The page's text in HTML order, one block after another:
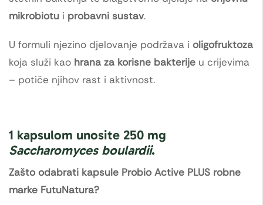
mikrobiotu i probavni sustav.
U formuli njezino djelovanje podržava i oligofruktoza
koja služi kao hrana za korisne bakterije u crijevima
– potiče njihov rast i aktivnost.
1 kapsulom unosite 250 mg
Saccharomyces boulardii.
Zašto odabrati kapsule Probio Active PLUS robne
marke FutuNatura?